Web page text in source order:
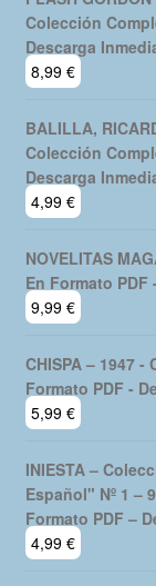
Colección
Descarga
8,99 €
BALILLA,
Colección
Descarga
4,99 €
NOVELITAS
En Formato PDF
9,99 €
CHISPA – 1947
Formato PDF -
5,99 €
INIESTA –
Español" Nº 1 –
Formato PDF –
4,99 €